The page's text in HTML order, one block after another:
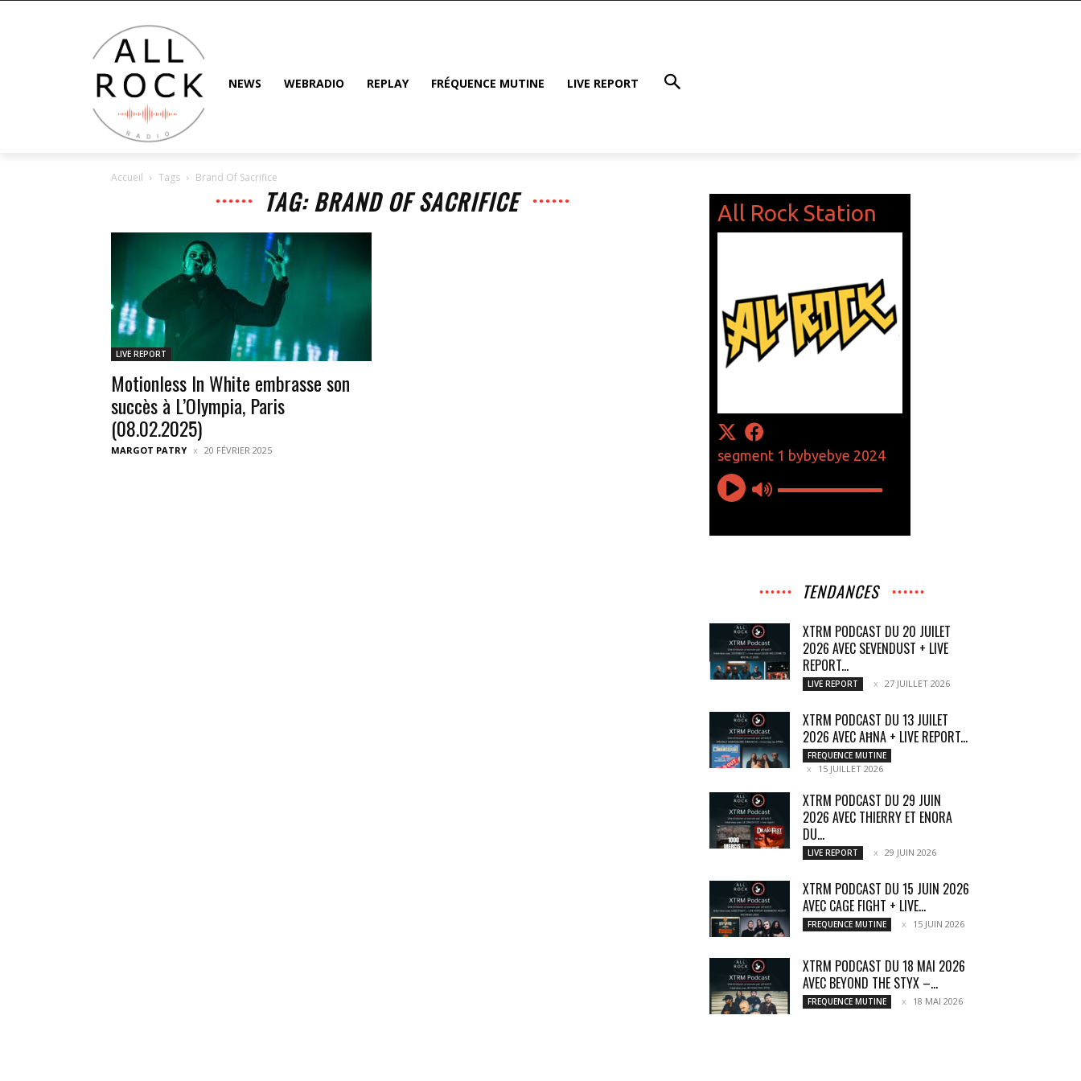
NEWS WEBRADIO REPLAY FRÉQUENCE MUTINE LIVE REPORT
Accueil Tags Brand Of Sacrifice
TAG: BRAND OF SACRIFICE
LIVE REPORT
Motionless In White embrasse son
succès à L’Olympia, Paris
(08.02.2025)
MARGOT PATRY 20 FÉVRIER 2025
TENDANCES
XTRM PODCAST DU 20 JUILET
2026 AVEC SEVENDUST + LIVE
REPORT...
LIVE REPORT 27 JUILLET 2026
XTRM PODCAST DU 13 JUILET
2026 AVEC AĦNA + LIVE REPORT...
FREQUENCE MUTINE
15 JUILLET 2026
XTRM PODCAST DU 29 JUIN
2026 AVEC THIERRY ET ENORA
DU...
LIVE REPORT 29 JUIN 2026
XTRM PODCAST DU 15 JUIN 2026
AVEC CAGE FIGHT + LIVE...
FREQUENCE MUTINE 15 JUIN 2026
XTRM PODCAST DU 18 MAI 2026
AVEC BEYOND THE STYX –...
FREQUENCE MUTINE 18 MAI 2026